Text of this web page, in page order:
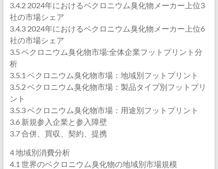
3.4.2 2024年におけるベクロニウム臭化物メーカー上位3
社の市場シェア
3.4.3 2024年におけるベクロニウム臭化物メーカー上位6
社の市場シェア
3.5 ベクロニウム臭化物市場:全体企業フットプリント分
析
3.5.1 ベクロニウム臭化物市場：地域別フットプリント
3.5.2 ベクロニウム臭化物市場：製品タイプ別フットプリ
ント
3.5.3 ベクロニウム臭化物市場：用途別フットプリント
3.6 新規参入企業と参入障壁
3.7 合併、買収、契約、提携
4 地域別消費分析
4.1 世界のベクロニウム臭化物の地域別市場規模